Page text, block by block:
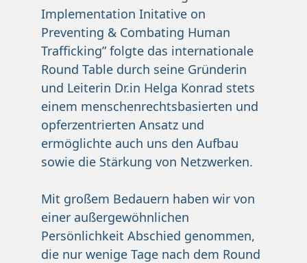
Implementation Initative on
Preventing & Combating Human
Trafficking” folgte das internationale
Round Table durch seine Gründerin
und Leiterin Dr.in Helga Konrad stets
einem menschenrechtsbasierten und
opferzentrierten Ansatz und
ermöglichte auch uns den Aufbau
sowie die Stärkung von Netzwerken.
Mit großem Bedauern haben wir von
einer außergewöhnlichen
Persönlichkeit Abschied genommen,
die nur wenige Tage nach dem Round